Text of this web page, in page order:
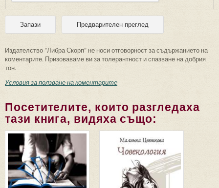
Издателство "Либра Скорп" не носи отговорност за съдържанието на
коментарите. Призоваваме ви за толерантност и спазване на добрия
тон.
Условия за ползване на коментарите
Посетителите, които разгледаха
тази книга, видяха също: